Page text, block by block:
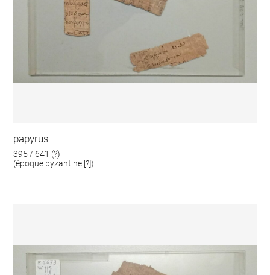
papyrus
395 / 641 (?)
(époque byzantine [?])